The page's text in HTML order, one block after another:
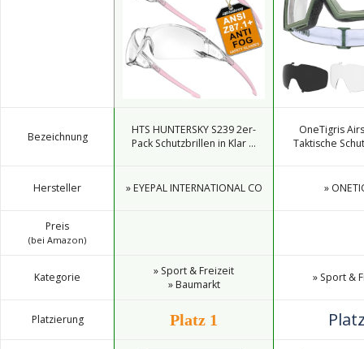
Bezeichnung
HTS HUNTERSKY S239 2er-
Pack Schutzbrillen in Klar ...
OneTigris
Taktische
Hersteller » EYEPAL INTERNATIONAL CO »
Preis
(bei Amazon)
Kategorie
» Sport & Freizeit
» Baumarkt
» Sport &
Platzierung Platz 1